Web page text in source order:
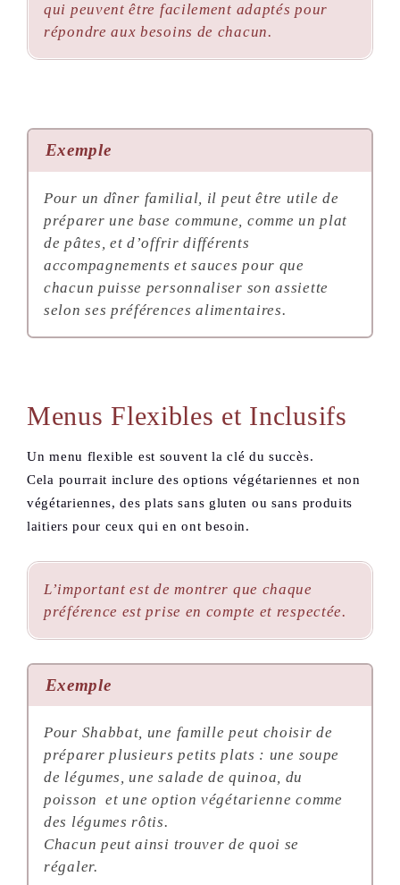
qui peuvent être facilement adaptés pour
répondre aux besoins de chacun.
Exemple
Pour un dîner familial, il peut être utile de
préparer une base commune, comme un plat
de pâtes, et d’offrir différents
accompagnements et sauces pour que
chacun puisse personnaliser son assiette
selon ses préférences alimentaires.
Menus Flexibles et Inclusifs
Un menu flexible est souvent la clé du succès.
Cela pourrait inclure des options végétariennes et non
végétariennes, des plats sans gluten ou sans produits
laitiers pour ceux qui en ont besoin.
L’important est de montrer que chaque
préférence est prise en compte et respectée.
Exemple
Pour Shabbat, une famille peut choisir de
préparer plusieurs petits plats : une soupe
de légumes, une salade de quinoa, du
poisson et une option végétarienne comme
des légumes rôtis.
Chacun peut ainsi trouver de quoi se
régaler.